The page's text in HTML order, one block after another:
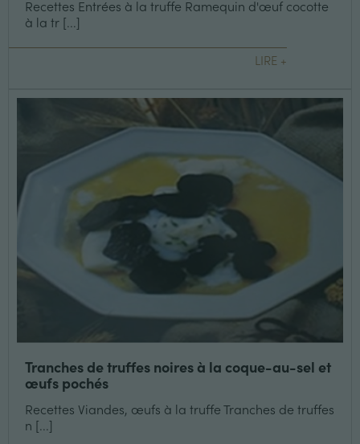
Recettes Entrées à la truffe Ramequin d'œuf cocotte
à la tr [...]
LIRE +
Tranches de truffes noires à la coque-au-sel et
œufs pochés
Recettes Viandes, œufs à la truffe Tranches de truffes
n [...]